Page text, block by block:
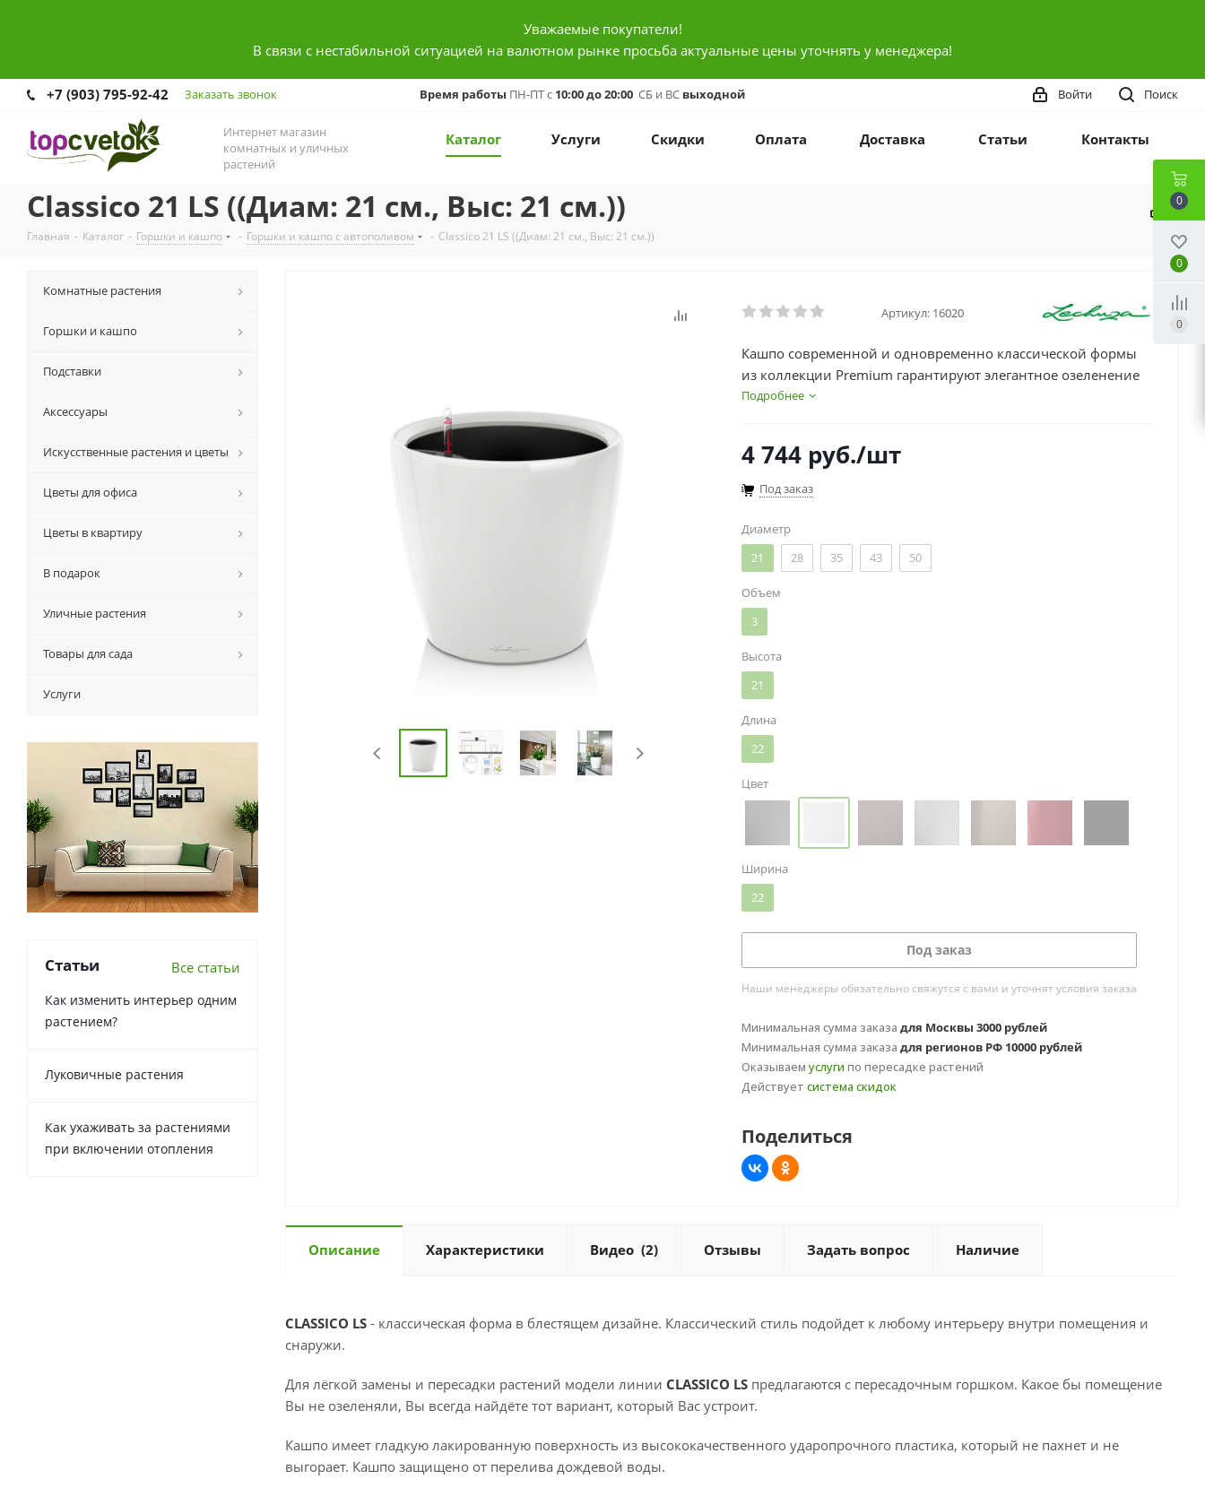
Уважаемые покупатели!
В связи с нестабильной ситуацией на валютном рынке просьба актуальные цены уточнять у менеджера!
+7 (903) 795-92-42 Заказать звонок Время работы ПН-ПТ с 10:00 до 20:00 СБ и ВС выходной Поиск
Войти
Интернет магазин
комнатных и уличных
растений
Каталог Услуги Скидки Оплата Доставка Статьи Контакты
Classico 21 LS ((Диам: 21 см., Выс: 21 см.))
Главная - Каталог - Горшки и кашпо - Горшки и кашпо с автополивом - Classico 21 LS ((Диам: 21 см., Выс: 21 см.))
Артикул: 16020
Кашпо современной и одновременно классической формы
из коллекции Premium гарантируют элегантное озеленение
на самом высоком уровне.
Подробнее
4 744 руб./шт
Под заказ
Диаметр
21
28 35 43 50
Объем
3
Высота
21
Длина
22
Цвет
Ширина
22
Под заказ
Наши менеджеры обязательно свяжутся с вами и уточнят условия заказа
Минимальная сумма заказа для Москвы 3000 рублей
Минимальная сумма заказа для регионов РФ 10000 рублей
Оказываем услуги по пересадке растений
Действует система скидок
Поделиться
Описание Характеристики Видео (2) Отзывы Задать вопрос Наличие
CLASSICO LS - классическая форма в блестящем дизайне. Классический стиль подойдет к любому интерьеру внутри помещения и
снаружи.
Для лёгкой замены и пересадки растений модели линии CLASSICO LS предлагаются с пересадочным горшком. Какое бы помещение
Вы не озеленяли, Вы всегда найдёте тот вариант, который Вас устроит.
Кашпо имеет гладкую лакированную поверхность из высококачественного ударопрочного пластика, который не пахнет и не
выгорает. Кашпо защищено от перелива дождевой воды.
Комнатные растения
Горшки и кашпо
Подставки
Аксессуары
Искусственные растения и цветы
Цветы для офиса
Цветы в квартиру
В подарок
Уличные растения
Товары для сада
Услуги
Статьи Все статьи
Как изменить интерьер одним
растением?
Луковичные растения
Как ухаживать за растениями
при включении отопления
0
0
0